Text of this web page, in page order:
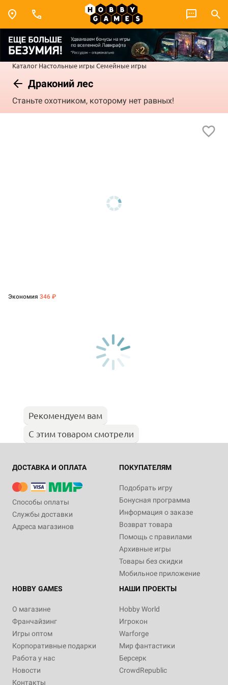
Каталог Настольные игры Семейные игры
Драконий лес
Станьте охотником, которому нет равных!
Экономия 346 ₽
Рекомендуем вам
С этим товаром смотрели
ДОСТАВКА И ОПЛАТА
Способы оплаты
Службы доставки
Адреса магазинов
ПОКУПАТЕЛЯМ
Подобрать игру
Бонусная программа
Информация о заказе
Возврат товара
Помощь с правилами
Архивные игры
Товары без скидки
Мобильное приложение
HOBBY GAMES
О магазине
Франчайзинг
Игры оптом
Корпоративные подарки
Работа у нас
Новости
Контакты
НАШИ ПРОЕКТЫ
Hobby World
Игрокон
Warforge
Мир фантастики
Берсерк
CrowdRepublic